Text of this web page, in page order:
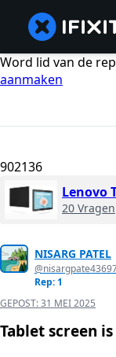
Word lid van de
aanmaken
902136
Lenovo
20 Vragen
NISARG PATEL
Rep: 1
GEPOST:31 MEI 2025
Tablet screen